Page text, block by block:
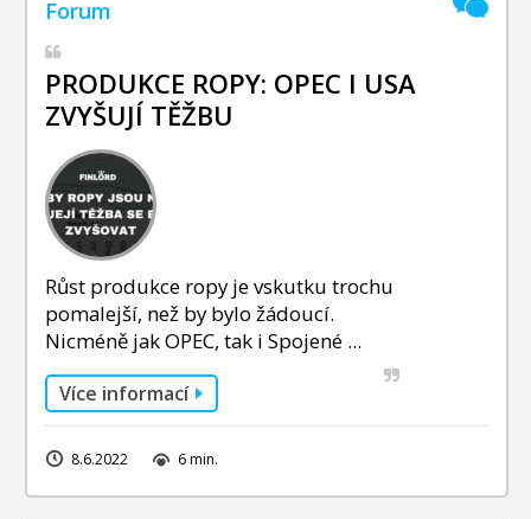
PRODUKCE ROPY: OPEC I USA
ZVYŠUJÍ TĚŽBU
Růst produkce ropy je vskutku trochu
pomalejší, než by bylo žádoucí.
Nicméně jak OPEC, tak i Spojené ...
Více informací
8.6.2022 6 min.